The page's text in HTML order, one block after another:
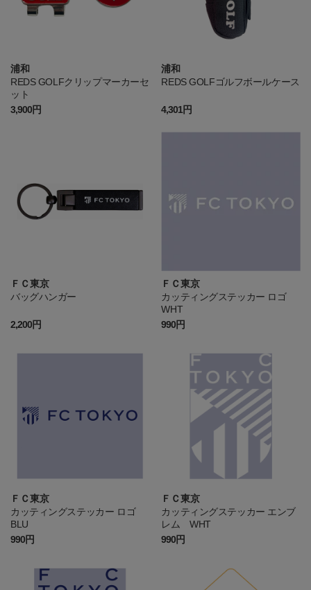
浦和
REDS GOLFクリップマーカーセ
ット
3,900円
浦和
REDS GOLFゴルフボールケース
4,301円
ＦＣ東京
バッグハンガー
2,200円
ＦＣ東京
カッティングステッカー ロゴ
WHT
990円
ＦＣ東京
カッティングステッカー ロゴ
BLU
990円
ＦＣ東京
カッティングステッカー エンブ
レム WHT
990円